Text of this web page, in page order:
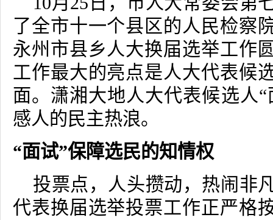
了全市十一个县区的人民检察
永州市县乡人大换届选举工作
工作最大的亮点是人大代表候
面。潇湘大地人大代表候选人
感人的民主热浪。
“面试”保障选民的知情权
投票点，人头攒动，热闹非
代表换届选举投票工作正严格